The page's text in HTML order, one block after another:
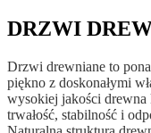
DRZWI
Drzwi drewniane to
piękno z doskonałymi
wysokiej jakości
trwałość, stabilność i